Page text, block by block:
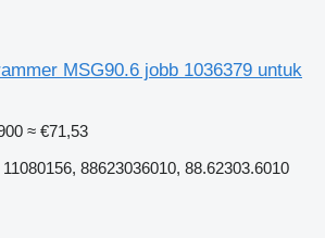
MSG90.6 jobb 1036379 untuk
≈ €71,53
88623036010, 88.62303.6010